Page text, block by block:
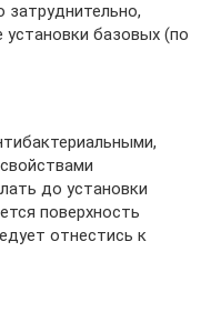
затруднительно,
базовых (по
до установки
поверхность
отнестись к